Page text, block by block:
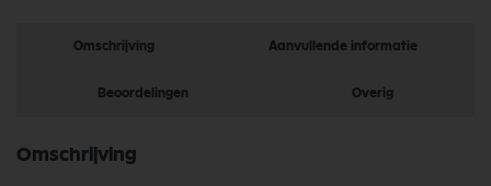
Omschrijving Aanvullende informatie
Beoordelingen Overig
Omschrijving